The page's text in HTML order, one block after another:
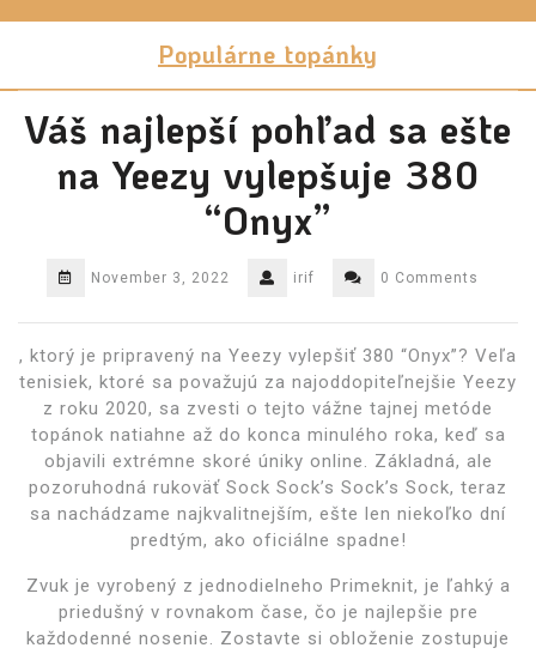
Populárne topánky
Váš najlepší pohľad sa ešte
na Yeezy vylepšuje 380
“Onyx”
November 3, 2022 irif 0 Comments
, ktorý je pripravený na Yeezy vylepšiť 380 “Onyx”? Veľa
tenisiek, ktoré sa považujú za najoddopiteľnejšie Yeezy
z roku 2020, sa zvesti o tejto vážne tajnej metóde
topánok natiahne až do konca minulého roka, keď sa
objavili extrémne skoré úniky online. Základná, ale
pozoruhodná rukoväť Sock Sock’s Sock’s Sock, teraz
sa nachádzame najkvalitnejším, ešte len niekoľko dní
predtým, ako oficiálne spadne!
Zvuk je vyrobený z jednodielneho Primeknit, je ľahký a
priedušný v rovnakom čase, čo je najlepšie pre
každodenné nosenie. Zostavte si obloženie zostupuje